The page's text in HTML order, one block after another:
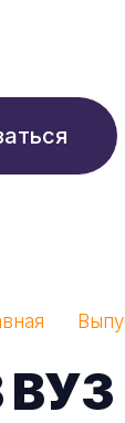
ВУЗ